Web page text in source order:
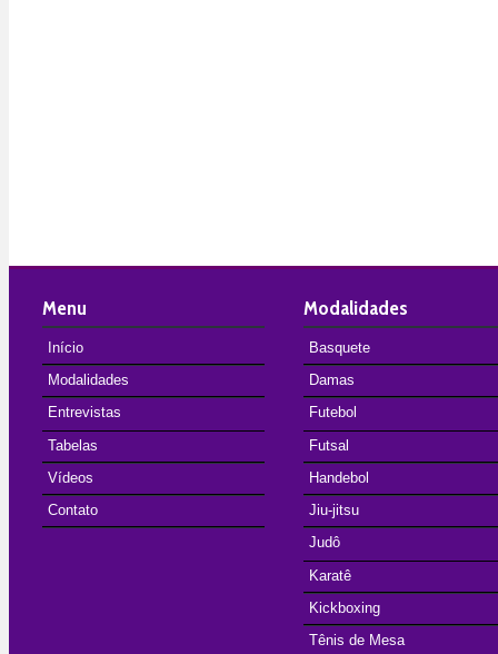
Menu
Início
Modalidades
Entrevistas
Tabelas
Vídeos
Contato
Modalidades
Basquete
Damas
Futebol
Futsal
Handebol
Jiu-jitsu
Judô
Karatê
Kickboxing
Tênis de Mesa